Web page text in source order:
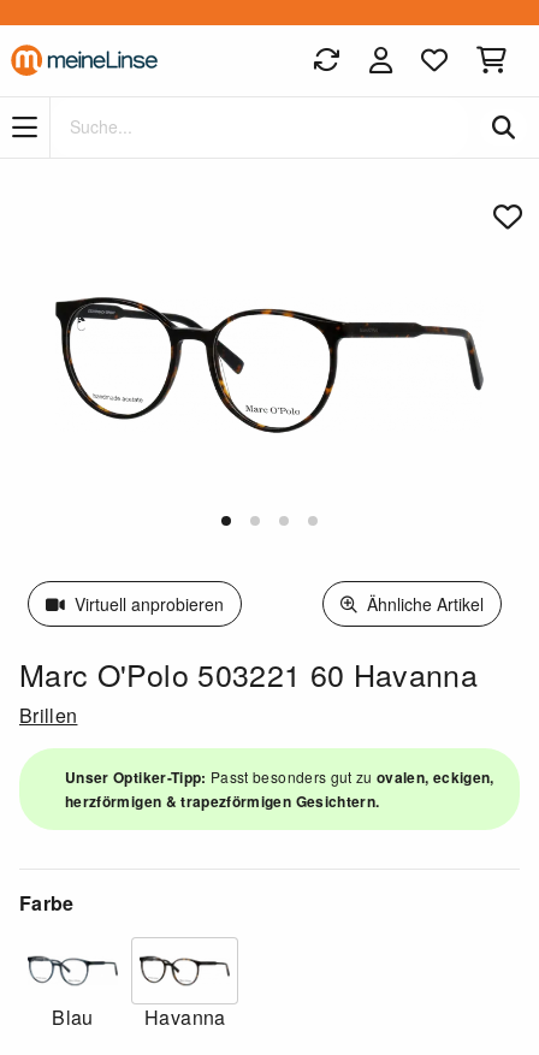
Zum Hauptinhalt springen
Virtuell anprobieren Ähnliche Artikel
Marc O'Polo 503221 60 Havanna
Brillen
Unser Optiker-Tipp: Passt besonders gut zuovalen, eckigen,
herzförmigen & trapezförmigen Gesichtern.
Farbe
Blau Havanna